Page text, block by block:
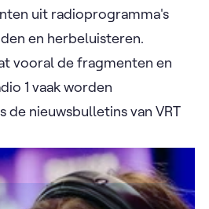
uit radioprogramma's
en herbeluisteren.
vooral de fragmenten en
1 vaak worden
de nieuwsbulletins van VRT